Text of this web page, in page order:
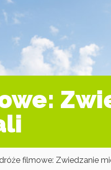
filmowe: Zwiedzanie